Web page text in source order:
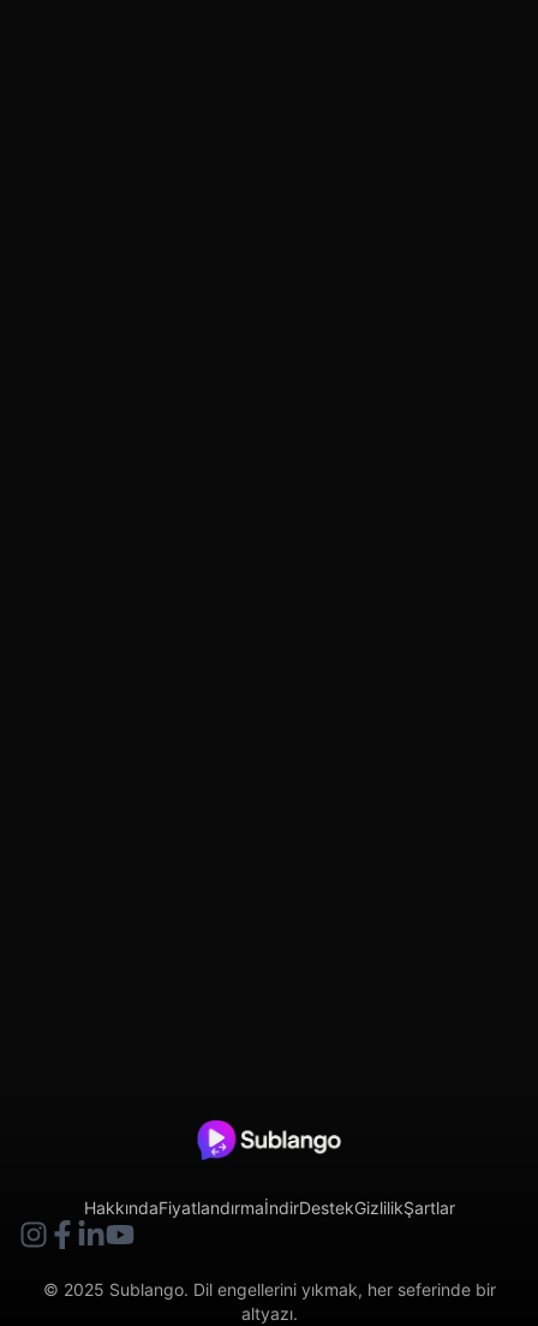
HakkındaFiyatlandırmaİndirDestekGizlilikŞartlar
© 2025 Sublango. Dil engellerini yıkmak, her seferinde bir
altyazı.